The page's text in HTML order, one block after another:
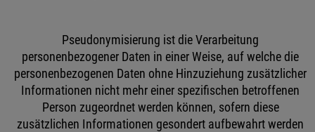
Pseudonymisierung ist die Verarbeitung
personenbezogener Daten in einer Weise, auf welche die
personenbezogenen Daten ohne Hinzuziehung zusätzlicher
Informationen nicht mehr einer spezifischen betroffenen
Person zugeordnet werden können, sofern diese
zusätzlichen Informationen gesondert aufbewahrt werden